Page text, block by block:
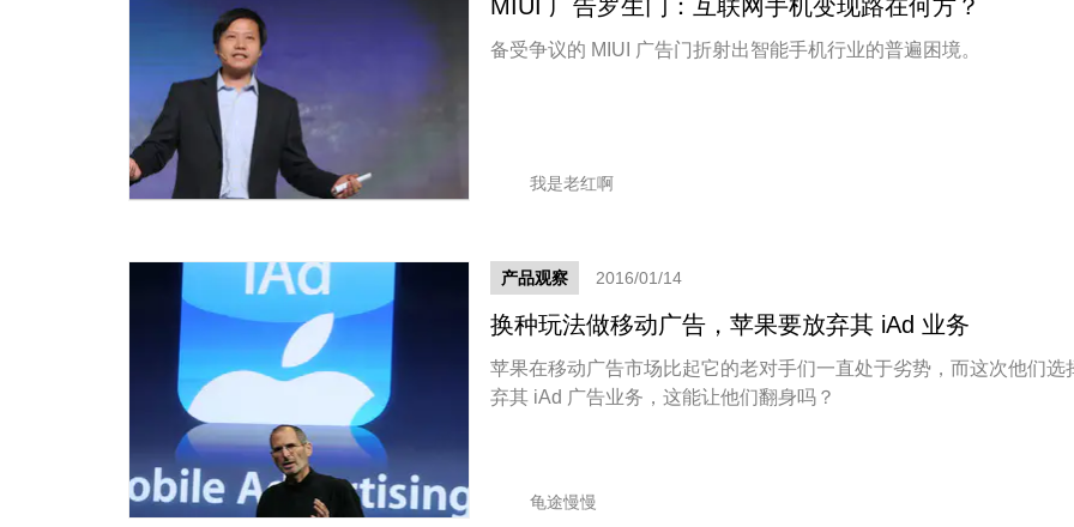
MIUI 广告罗生门：互联网手机变现路在何方？
备受争议的 MIUI 广告门折射出智能手机行业的普遍困境。
我是老红啊
产品观察 2016/01/14
换种玩法做移动广告，苹果要放弃其 iAd 业务
苹果在移动广告市场比起它的老对手们一直处于劣势，而这次他们选
弃其 iAd 广告业务，这能让他们翻身吗？
龟途慢慢